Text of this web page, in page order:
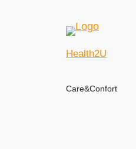
Health2U
Care&Confort